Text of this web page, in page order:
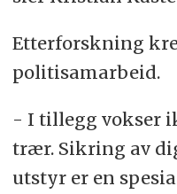
Etterforskning
politisamarbeid.
- I tillegg vokser
trær. Sikring av
utstyr er en